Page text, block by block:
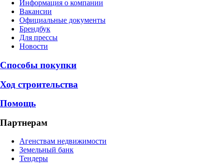
Информация о компании
Вакансии
Официальные документы
Брендбук
Для прессы
Новости
Способы покупки
Ход строительства
Помощь
Партнерам
Агенствам недвижимости
Земельный банк
Тендеры